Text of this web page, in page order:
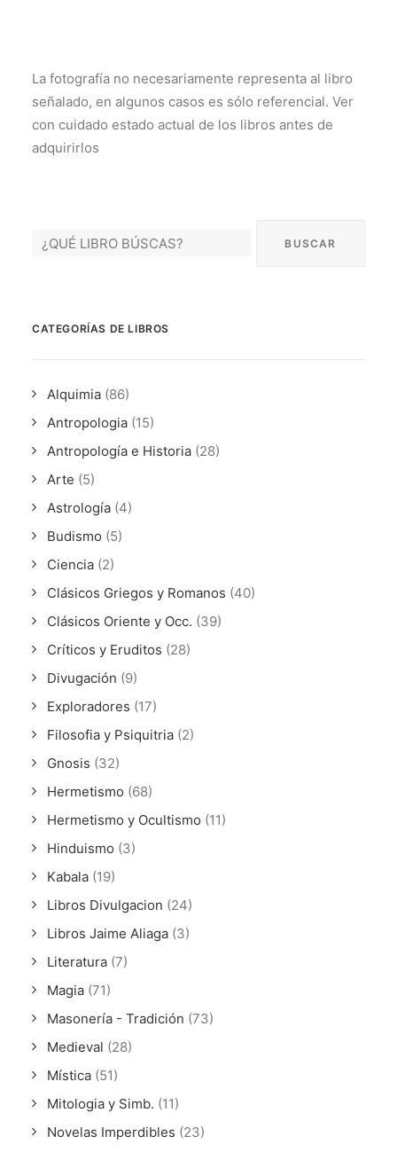
La fotografía no necesariamente representa al libro
señalado, en algunos casos es sólo referencial. Ver
con cuidado estado actual de los libros antes de
adquirirlos
CATEGORÍAS DE LIBROS
Alquimia (86)
Antropologia (15)
Antropología e Historia (28)
Arte (5)
Astrología (4)
Budismo (5)
Ciencia (2)
Clásicos Griegos y Romanos (40)
Clásicos Oriente y Occ. (39)
Críticos y Eruditos (28)
Divugación (9)
Exploradores (17)
Filosofia y Psiquitria (2)
Gnosis (32)
Hermetismo (68)
Hermetismo y Ocultismo (11)
Hinduismo (3)
Kabala (19)
Libros Divulgacion (24)
Libros Jaime Aliaga (3)
Literatura (7)
Magia (71)
Masonería - Tradición (73)
Medieval (28)
Mística (51)
Mitologia y Simb. (11)
Novelas Imperdibles (23)